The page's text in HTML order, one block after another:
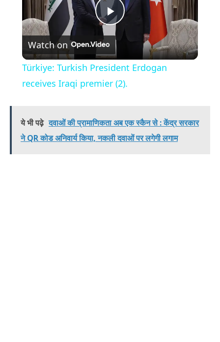
Play
Video
Watch on
Türkiye: Turkish President Erdogan
receives Iraqi premier (2).
ये भी पढ़े दवाओं की प्रामाणिकता अब एक स्कैन से : केंद्र सरकार
ने QR कोड अनिवार्य किया, नकली दवाओं पर लगेगी लगाम